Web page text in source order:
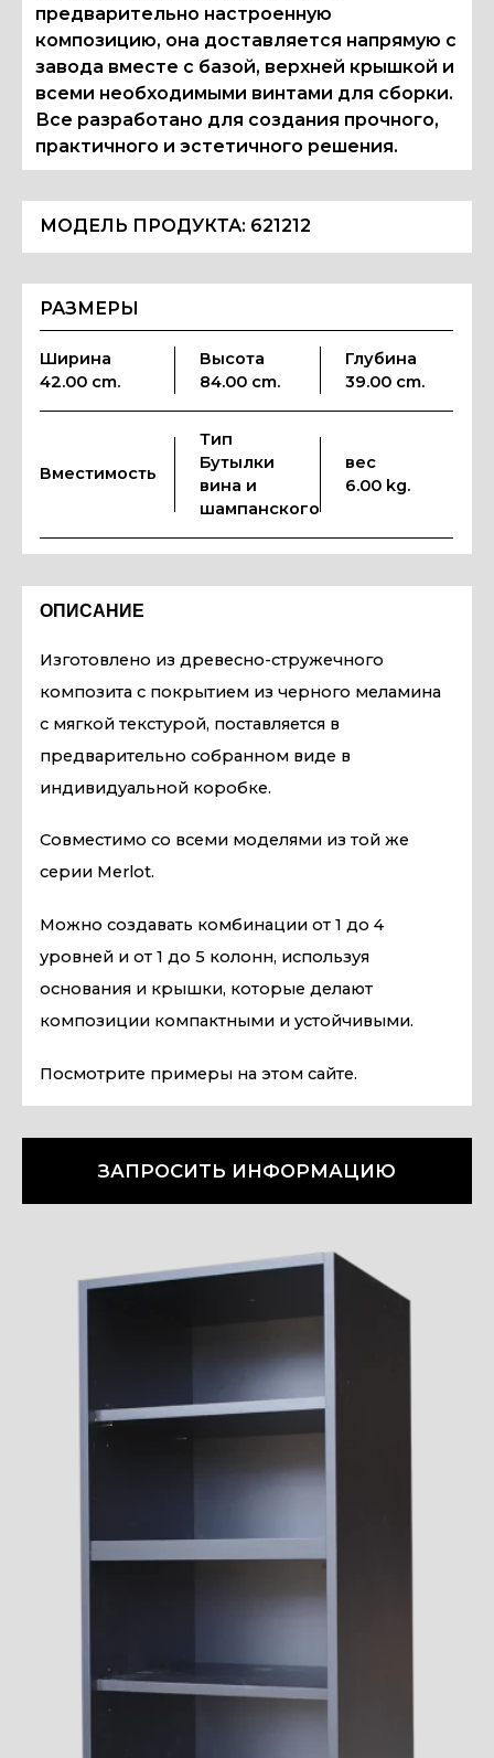
предварительно настроенную
композицию, она доставляется напрямую с
завода вместе с базой, верхней крышкой и
всеми необходимыми винтами для сборки.
Все разработано для создания прочного,
практичного и эстетичного решения.
МОДЕЛЬ ПРОДУКТА: 621212
РАЗМЕРЫ
Ширина
42.00 cm.
Высота
84.00 cm.
Глубина
39.00 cm.
Вместимость
Тип
Бутылки
вина и
шампанского
вес
6.00 kg.
ОПИСАНИЕ
Изготовлено из древесно-стружечного
композита с покрытием из черного меламина
с мягкой текстурой, поставляется в
предварительно собранном виде в
индивидуальной коробке.
Совместимо со всеми моделями из той же
серии Merlot.
Можно создавать комбинации от 1 до 4
уровней и от 1 до 5 колонн, используя
основания и крышки, которые делают
композиции компактными и устойчивыми.
Посмотрите примеры на этом сайте.
ЗАПРОСИТЬ ИНФОРМАЦИЮ